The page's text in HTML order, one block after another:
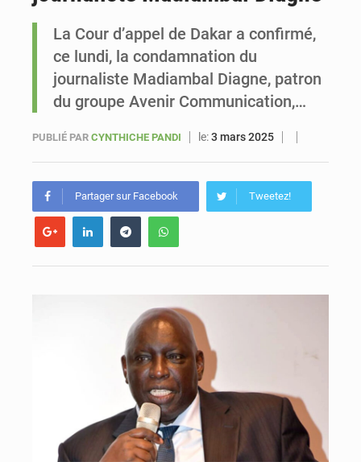
Sénégal : Ousmane Diagne prêtera serment le 11 août comme président du Conseil constitutionnel
La Cour d’appel de Dakar a confirmé,
ce lundi, la condamnation du
journaliste Madiambal Diagne, patron
du groupe Avenir Communication,…
PUBLIÉ PAR CYNTHICHE PANDI le:3 mars 2025
Partager sur Facebook Tweetez!